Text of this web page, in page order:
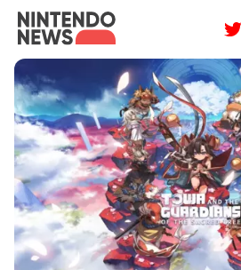
NAGRODY
NEWSY
RECENZJE
ARTYKUŁY
WSPARCIE